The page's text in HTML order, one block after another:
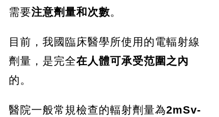
需要注意劑量和次數。
目前，我國臨床醫學所使用的電輻射線
劑量，是完全在人體可承受范圍之內
的。
醫院一般常規檢查的輻射劑量為2mSv-